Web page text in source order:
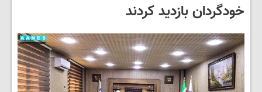
خودگردان بازدید کردند